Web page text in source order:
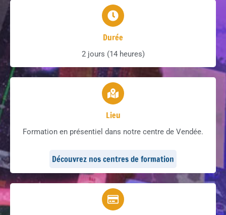
Durée
2 jours (14 heures)
Lieu
Formation en présentiel dans notre centre de Vendée.
Découvrez nos centres de formation